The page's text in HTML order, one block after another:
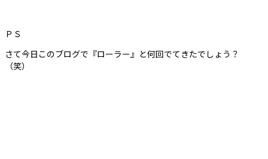
ＰＳ
さて今日このブログで『ローラー』と何回でてきたでしょう？
（笑）